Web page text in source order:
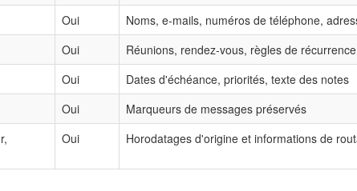
Oui
Noms, e-mails, numéros de téléphone,
Oui
Réunions, rendez-vous, règles de récurrence
Oui
Dates d'échéance, priorités, texte des notes
Oui
Marqueurs de messages préservés
Oui Horodatages d'origine et informations de